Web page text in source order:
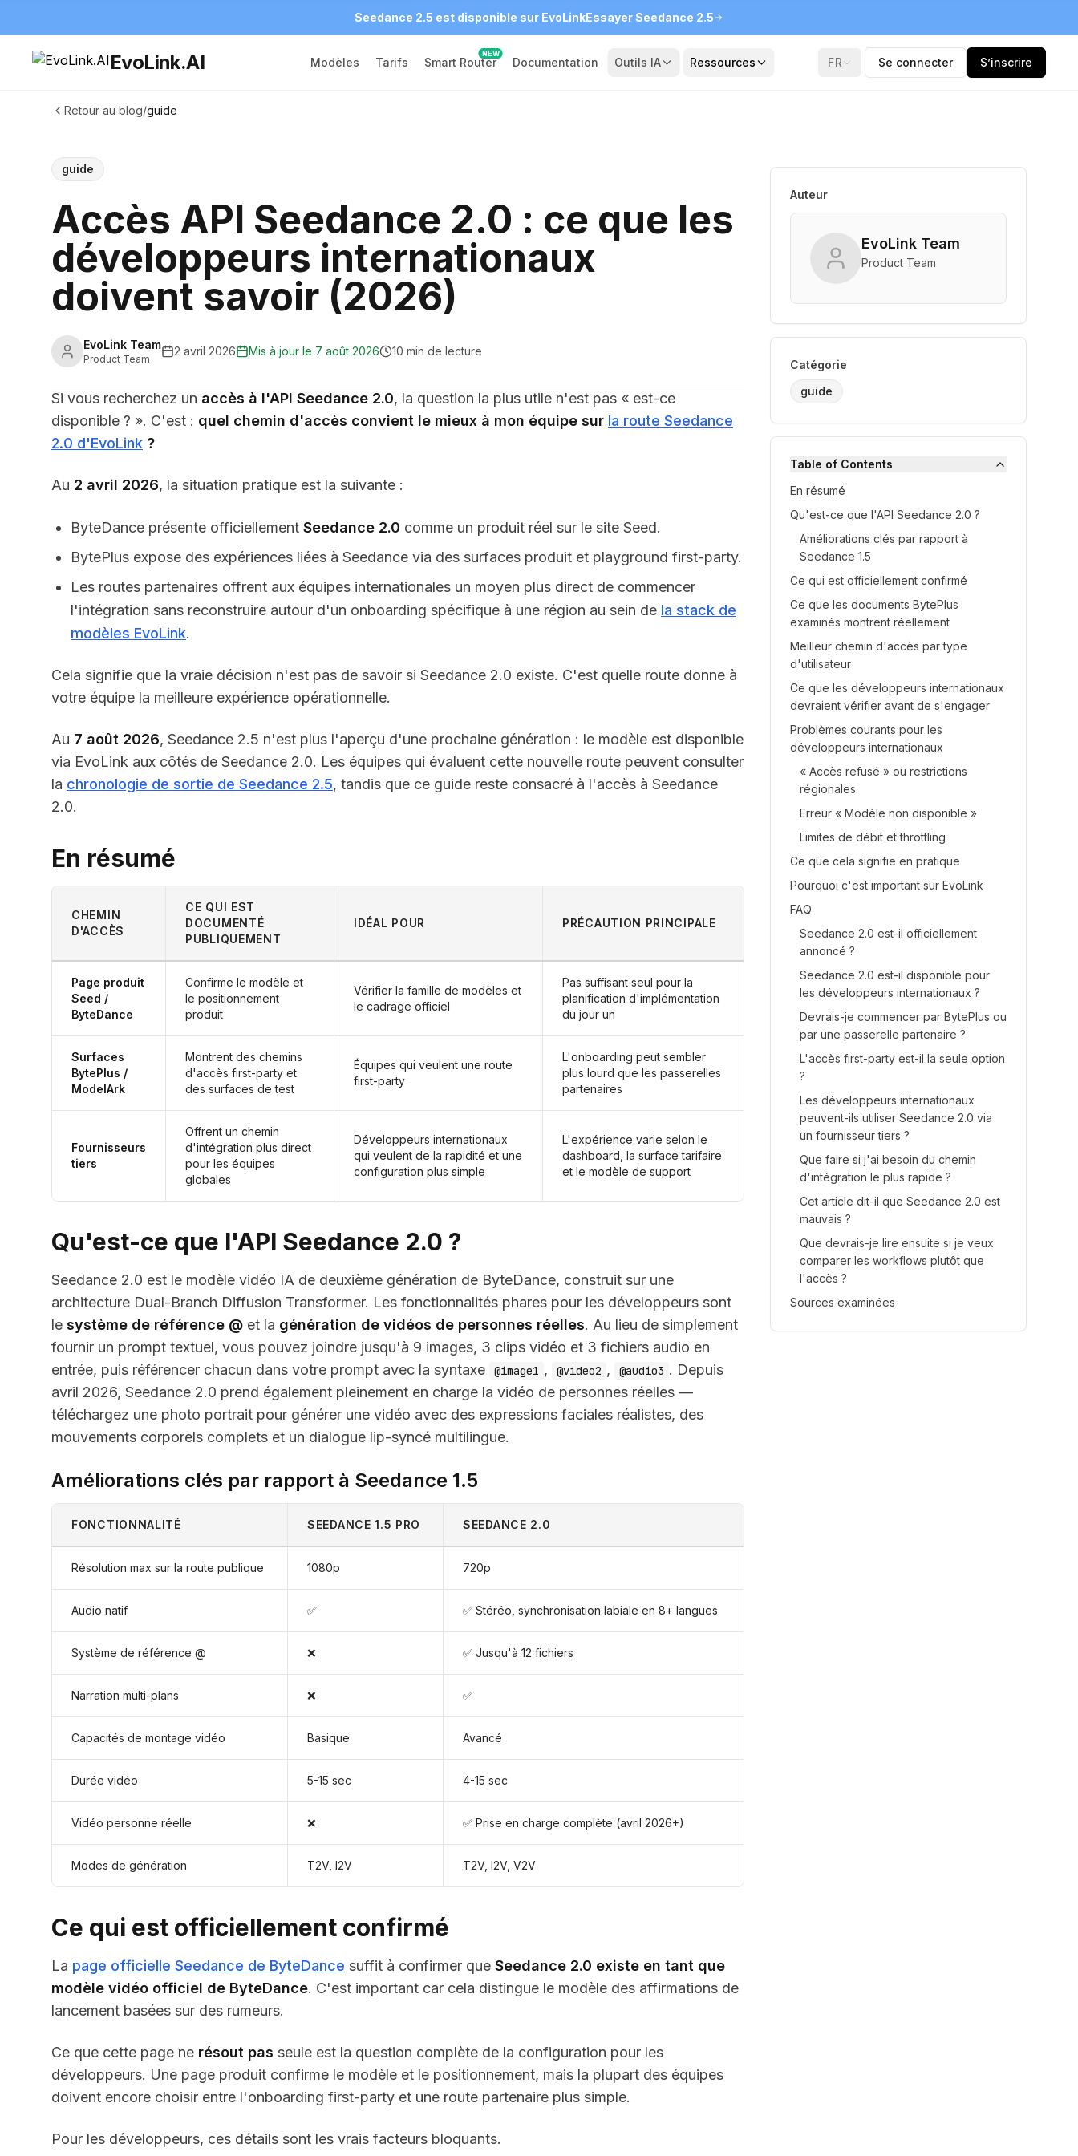
Seedance 2.5 est disponible sur EvoLinkEssayer Seedance 2.5
EvoLink.AI Modèles Tarifs Smart Router
NEW
Documentation Outils IA Ressources FR Se connecter S’inscrire
Retour au blog/guide
guide
Accès API Seedance 2.0 : ce que les
développeurs internationaux
doivent savoir (2026)
EvoLink Team
Product Team
2 avril 2026 Mis à jour le 7 août 2026 10 min de lecture
Si vous recherchez un accès à l'API Seedance 2.0, la question la plus utile n'est pas « est-ce
disponible ? ». C'est : quel chemin d'accès convient le mieux à mon équipe sur la route Seedance
2.0 d'EvoLink ?
Au 2 avril 2026, la situation pratique est la suivante :
ByteDance présente officiellement Seedance 2.0 comme un produit réel sur le site Seed.
BytePlus expose des expériences liées à Seedance via des surfaces produit et playground first-party.
Les routes partenaires offrent aux équipes internationales un moyen plus direct de commencer
l'intégration sans reconstruire autour d'un onboarding spécifique à une région au sein de la stack de
modèles EvoLink.
Cela signifie que la vraie décision n'est pas de savoir si Seedance 2.0 existe. C'est quelle route donne à
votre équipe la meilleure expérience opérationnelle.
Au 7 août 2026, Seedance 2.5 n'est plus l'aperçu d'une prochaine génération : le modèle est disponible
via EvoLink aux côtés de Seedance 2.0. Les équipes qui évaluent cette nouvelle route peuvent consulter
la chronologie de sortie de Seedance 2.5, tandis que ce guide reste consacré à l'accès à Seedance
2.0.
En résumé
CHEMIN
D'ACCÈS
CE QUI EST
DOCUMENTÉ
PUBLIQUEMENT
IDÉAL POUR PRÉCAUTION PRINCIPALE
Page produit
Seed /
ByteDance
Confirme le modèle et
le positionnement
produit
Vérifier la famille de modèles et
le cadrage officiel
Pas suffisant seul pour la
planification d'implémentation
du jour un
Surfaces
BytePlus /
ModelArk
Montrent des chemins
d'accès first-party et
des surfaces de test
Équipes qui veulent une route
first-party
L'onboarding peut sembler
plus lourd que les passerelles
partenaires
Fournisseurs
tiers
Offrent un chemin
d'intégration plus direct
pour les équipes
globales
Développeurs internationaux
qui veulent de la rapidité et une
configuration plus simple
L'expérience varie selon le
dashboard, la surface tarifaire
et le modèle de support
Qu'est-ce que l'API Seedance 2.0 ?
Seedance 2.0 est le modèle vidéo IA de deuxième génération de ByteDance, construit sur une
architecture Dual-Branch Diffusion Transformer. Les fonctionnalités phares pour les développeurs sont
le système de référence @ et la génération de vidéos de personnes réelles. Au lieu de simplement
fournir un prompt textuel, vous pouvez joindre jusqu'à 9 images, 3 clips vidéo et 3 fichiers audio en
entrée, puis référencer chacun dans votre prompt avec la syntaxe
@image1 , @video2 , @audio3 . Depuis
avril 2026, Seedance 2.0 prend également pleinement en charge la vidéo de personnes réelles —
téléchargez une photo portrait pour générer une vidéo avec des expressions faciales réalistes, des
mouvements corporels complets et un dialogue lip-syncé multilingue.
Améliorations clés par rapport à Seedance 1.5
FONCTIONNALITÉ SEEDANCE 1.5 PRO SEEDANCE 2.0
Résolution max sur la route publique 1080p 720p
Audio natif ✅ ✅ Stéréo, synchronisation labiale en 8+ langues
Système de référence @ ❌ ✅ Jusqu'à 12 fichiers
Narration multi-plans ❌ ✅
Capacités de montage vidéo Basique Avancé
Durée vidéo 5-15 sec 4-15 sec
Vidéo personne réelle ❌ ✅ Prise en charge complète (avril 2026+)
Modes de génération T2V, I2V T2V, I2V, V2V
Ce qui est officiellement confirmé
La page officielle Seedance de ByteDance suffit à confirmer que Seedance 2.0 existe en tant que
modèle vidéo officiel de ByteDance. C'est important car cela distingue le modèle des affirmations de
lancement basées sur des rumeurs.
Ce que cette page ne résout pas seule est la question complète de la configuration pour les
développeurs. Une page produit confirme le modèle et le positionnement, mais la plupart des équipes
doivent encore choisir entre l'onboarding first-party et une route partenaire plus simple.
Pour les développeurs, ces détails sont les vrais facteurs bloquants.
Auteur
EvoLink Team
Product Team
Catégorie
guide
Table of Contents
En résumé
Qu'est-ce que l'API Seedance 2.0 ?
Améliorations clés par rapport à
Seedance 1.5
Ce qui est officiellement confirmé
Ce que les documents BytePlus
examinés montrent réellement
Meilleur chemin d'accès par type
d'utilisateur
Ce que les développeurs internationaux
devraient vérifier avant de s'engager
Problèmes courants pour les
développeurs internationaux
« Accès refusé » ou restrictions
régionales
Erreur « Modèle non disponible »
Limites de débit et throttling
Ce que cela signifie en pratique
Pourquoi c'est important sur EvoLink
FAQ
Seedance 2.0 est-il officiellement
annoncé ?
Seedance 2.0 est-il disponible pour
les développeurs internationaux ?
Devrais-je commencer par BytePlus ou
par une passerelle partenaire ?
L'accès first-party est-il la seule option
?
Les développeurs internationaux
peuvent-ils utiliser Seedance 2.0 via
un fournisseur tiers ?
Que faire si j'ai besoin du chemin
d'intégration le plus rapide ?
Cet article dit-il que Seedance 2.0 est
mauvais ?
Que devrais-je lire ensuite si je veux
comparer les workflows plutôt que
l'accès ?
Sources examinées